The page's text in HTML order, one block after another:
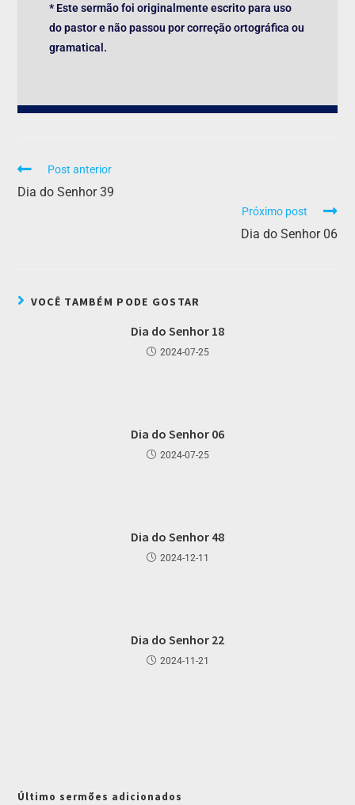
* Este sermão foi originalmente escrito para uso
do pastor e não passou por correção ortográfica ou
gramatical.
Post anterior
Dia do Senhor 39
Próximo post
Dia do Senhor 06
VOCÊ TAMBÉM PODE GOSTAR
Dia do Senhor 18
2024-07-25
Dia do Senhor 06
2024-07-25
Dia do Senhor 48
2024-12-11
Dia do Senhor 22
2024-11-21
Último sermões adicionados